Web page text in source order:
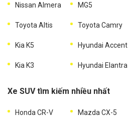
Nissan Almera MG5
Toyota Altis Toyota Camry
Kia K5 Hyundai Accent
Kia K3 Hyundai Elantra
Xe SUV tìm kiếm nhiều nhất
Honda CR-V Mazda CX-5